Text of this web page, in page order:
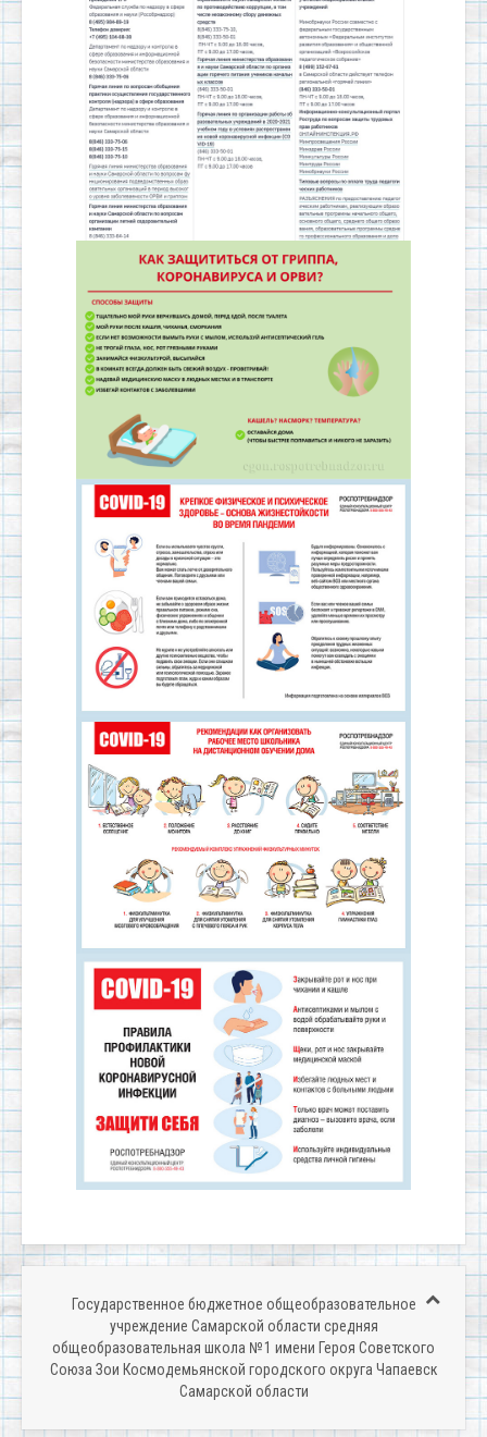
Государственное бюджетное общеобразовательное
учреждение Самарской области средняя
общеобразовательная школа № 1 имени Героя Советского
Союза Зои Космодемьянской городского округа Чапаевск
Самарской области